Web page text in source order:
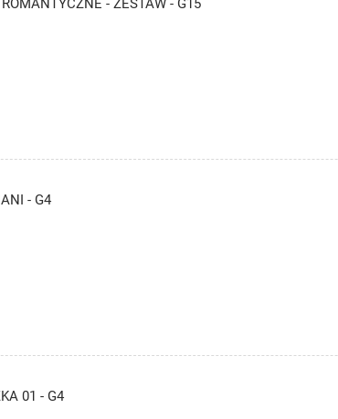
- ZESTAW - G15
- G4
01 - G4